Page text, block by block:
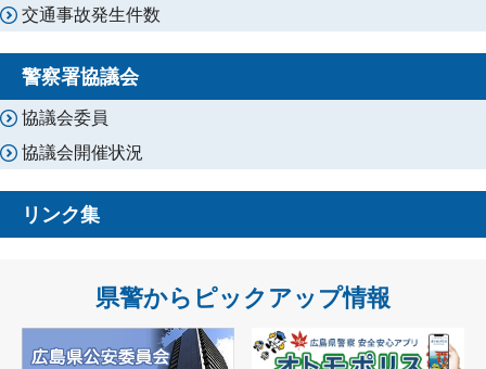
交通事故発生件数
警察署協議会
協議会委員
協議会開催状況
リンク集
県警からピックアップ情報